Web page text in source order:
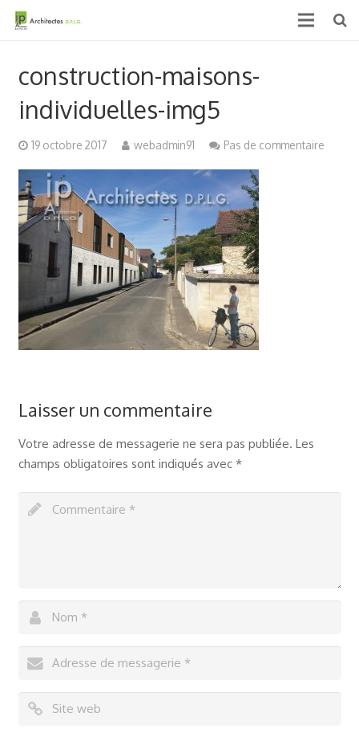
Actualités & médias
Contact
construction-maisons-
individuelles-img5
19 octobre 2017 webadmin91 Pas de commentaire
Laisser un commentaire
Votre adresse de messagerie ne sera pas publiée. Les
champs obligatoires sont indiqués avec *